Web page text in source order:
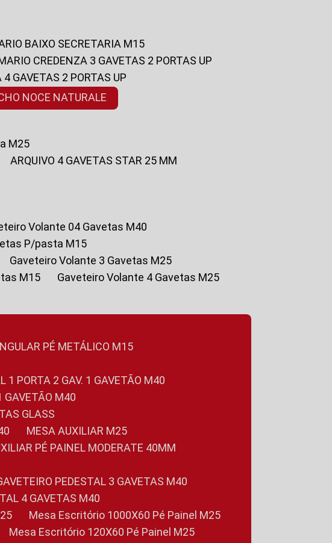
BAIXO SECRETARIA M15
CREDENZA 3 GAVETAS 2 PORTAS UP
4 GAVETAS 2 PORTAS UP
NOCE NATURALE
M25
ARQUIVO 4 GAVETAS STAR 25 MM
Volante 04 Gavetas M40
P/pasta M15
Gaveteiro Volante 3 Gavetas M25
M15
Gaveteiro Volante 4 Gavetas M25
PÉ METÁLICO M15
1 PORTA 2 GAV. 1 GAVETÃO M40
GAVETÃO M40
GLASS
MESA AUXILIAR M25
PÉ PAINEL MODERATE 40MM
PEDESTAL 3 GAVETAS M40
4 GAVETAS M40
Mesa Escritório 1000X60 Pé Painel M25
Mesa Escritório 120X60 Pé Painel M25